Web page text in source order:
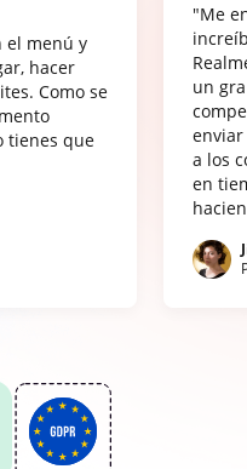
el menú y
hacer
Como se
tienes que
"Me
un
a los
en